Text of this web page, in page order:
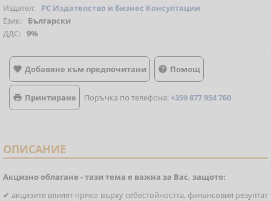
Издател:
РС Издателство и Бизнес Консултации
Език:
Български
ДДС: 9%
 Добавяне към предпочитани  Помощ
 Принтиране Поръчка по телефона:+359 877 954 760
ОПИСАНИЕ
Акцизно облагане - тази тема е важна за Вас, защото:
✔ акцизите влияят пряко върху себестойността, финансовия резултат